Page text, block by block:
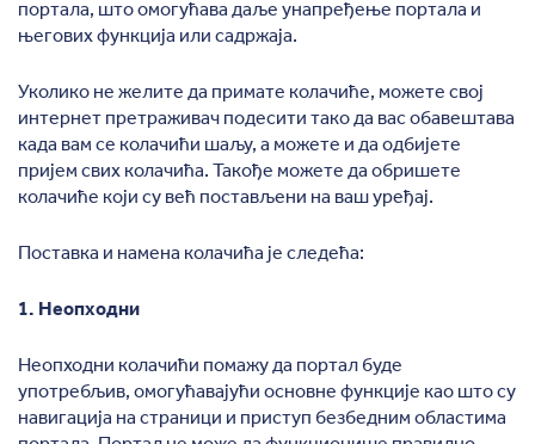
портала, што омогућава даље унапређење портала и
његових функција или садржаја.
Уколико не желите да примате колачиће, можете свој
интернет претраживач подесити тако да вас обавештава
када вам се колачићи шаљу, а можете и да одбијете
пријем свих колачића. Такође можете да обришете
колачиће који су већ постављени на ваш уређај.
Поставка и намена колачића је следећа:
1. Неопходни
Неопходни колачићи помажу да портал буде
употребљив, омогућавајући основне функције као што су
навигација на страници и приступ безбедним областима